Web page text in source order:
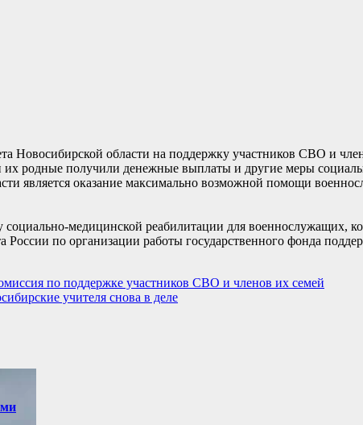
Новосибирской области на поддержку участников СВО и
их родные получили денежные выплаты и другие меры
является оказание максимально возможной помощи
медицинской реабилитации для военнослужащих,
России по организации работы государственного фонда
по поддержке участников СВО и членов их семей
учителя снова в деле